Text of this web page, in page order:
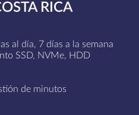
RICA
al día, 7 días a la semana
SSD, NVMe, HDD
de minutos